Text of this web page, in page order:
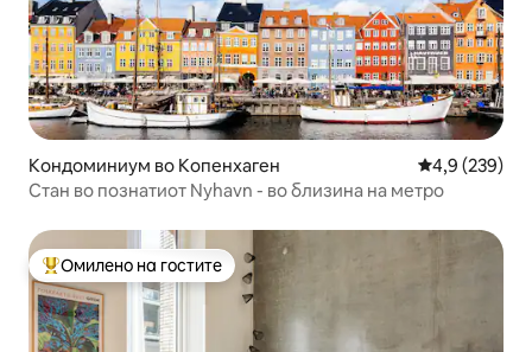
Кондоминиум во Копенхаген Просечна
4,9 (239)
Стан во познатиот Nyhavn - во близина на метро
Меѓу најуспешните „Омилени на гостите“
Омилено на гостите